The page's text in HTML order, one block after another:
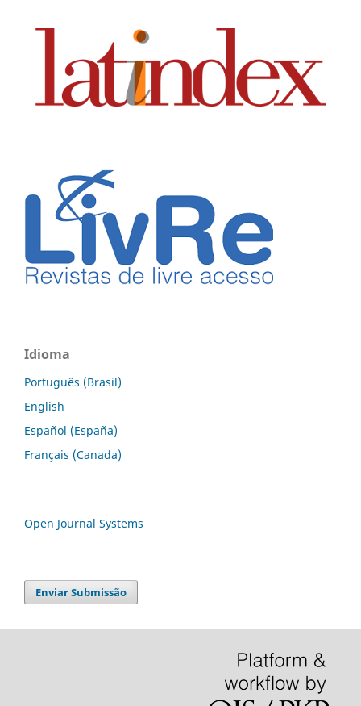
Idioma
Português (Brasil)
English
Español (España)
Français (Canada)
Open Journal Systems
Enviar Submissão